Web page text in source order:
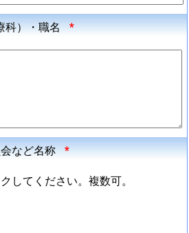
科）・職名 *
など名称 *
してください。複数可。